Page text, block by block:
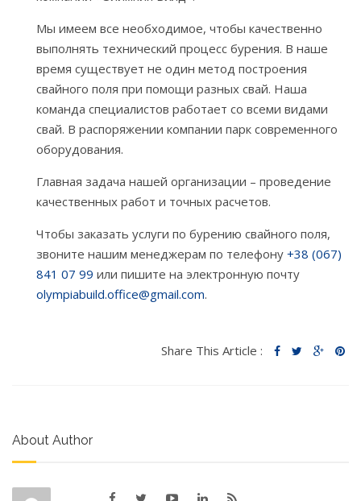
Мы имеем все необходимое, чтобы качественно
выполнять технический процесс бурения. В наше
время существует не один метод построения
свайного поля при помощи разных свай. Наша
команда специалистов работает со всеми видами
свай. В распоряжении компании парк современного
оборудования.
Главная задача нашей организации – проведение
качественных работ и точных расчетов.
Чтобы заказать услуги по бурению свайного поля,
звоните нашим менеджерам по телефону +38 (067)
841 07 99 или пишите на электронную почту
olympiabuild.office@gmail.com.
Share This Article :
About Author